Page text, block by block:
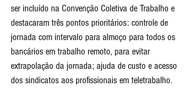
ser incluído na Convenção Coletiva de Trabalho e
destacaram três pontos prioritários: controle de
jornada com intervalo para almoço para todos os
bancários em trabalho remoto, para evitar
extrapolação da jornada; ajuda de custo e acesso
dos sindicatos aos profissionais em teletrabalho.